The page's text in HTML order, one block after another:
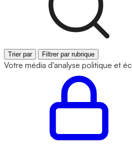
Trier par Filtrer par rubrique
Votre média d'analyse politique et